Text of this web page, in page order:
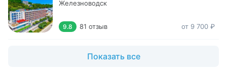
Железноводск
9.8 81 отзыв от 9 700 ₽
Показать все